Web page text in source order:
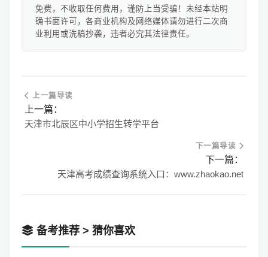
免费，不收取任何费用，谨防上当受骗！未经本站明
确书面许可，各商业机构及网络媒体请勿进行二次商
业利用或洗稿抄袭，违者必究其法律责任。
上一篇导读
上一篇：
天津市北辰区中小学招生转学平台
下一篇导读
下一篇：
天津高考成绩查询系统入口：www.zhaokao.net
备考推荐 > 猜你喜欢